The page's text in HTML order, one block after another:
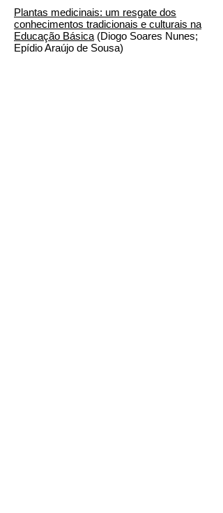
Plantas medicinais: um resgate dos
conhecimentos tradicionais e culturais na
Educação Básica (Diogo Soares Nunes;
Epídio Araújo de Sousa)